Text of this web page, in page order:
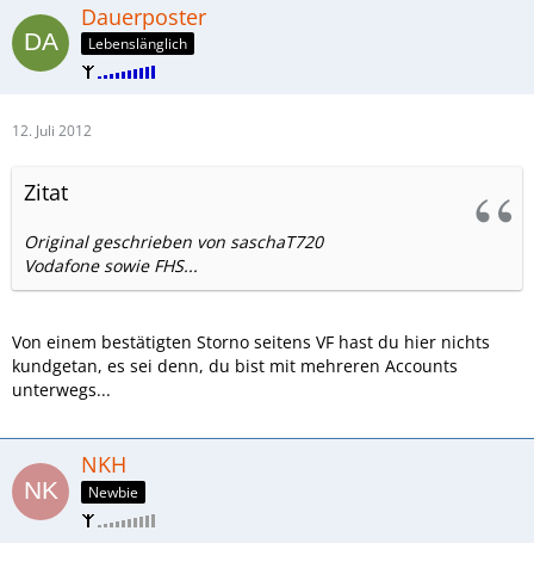
Dauerposter
Lebenslänglich
12. Juli 2012
Zitat
Original geschrieben von saschaT720
Vodafone sowie FHS...
Von einem bestätigten Storno seitens VF hast du hier nichts
kundgetan, es sei denn, du bist mit mehreren Accounts
unterwegs...
NKH
Newbie